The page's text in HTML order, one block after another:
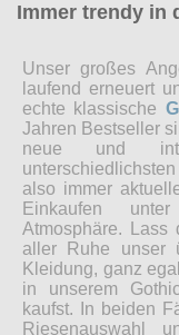
Immer trendy in
Unser großes
laufend erneuert
echte klassische
Jahren Bestseller
neue und
also immer
Einkaufen
Atmosphäre.
aller Ruhe unser
Kleidung, ganz
in unserem
kaufst. In beiden
Riesenauswahl